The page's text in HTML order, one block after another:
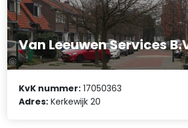
Van Leeuwen Services
KvK nummer: 17050363
Adres: Kerkewijk 20